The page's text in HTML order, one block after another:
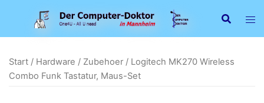
springen
Start / Hardware / Zubehoer / Logitech MK270 Wireless
Combo Funk Tastatur, Maus-Set